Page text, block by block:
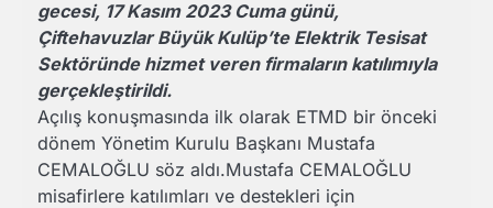
gecesi, 17 Kasım 2023 Cuma günü,
Çiftehavuzlar Büyük Kulüp’te Elektrik Tesisat
Sektöründe hizmet veren firmaların katılımıyla
gerçekleştirildi.
Açılış konuşmasında ilk olarak ETMD bir önceki
dönem Yönetim Kurulu Başkanı Mustafa
CEMALOĞLU söz aldı.Mustafa CEMALOĞLU
misafirlere katılımları ve destekleri için